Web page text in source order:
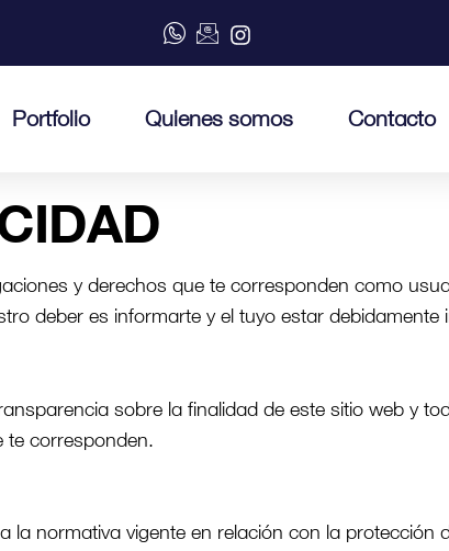
Portfolio Quienes somos Contacto
y derechos que te corresponden como
deber es informarte y el tuyo estar debidamente
sobre la finalidad de este sitio web y
te corresponden.
la normativa vigente en relación con la protección